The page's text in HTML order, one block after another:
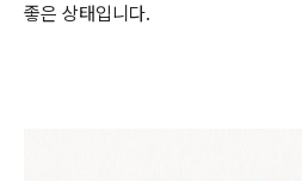
좋은 상태입니다.